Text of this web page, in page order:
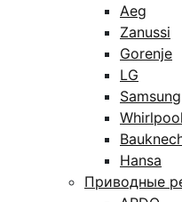
Aeg
Zanussi
Gorenje
LG
Samsung
Whirlpool
Hansa
Приводные